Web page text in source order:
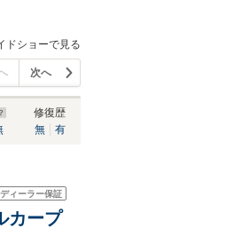
ドショーで見る
次へ
修復歴
無
有
ディーラー保証
カープ